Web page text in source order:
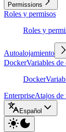
Permissions
Roles y permisos
Roles y
Autoalojamiento
DockerVariables de
Docker
EnterpriseAtajos de
Español